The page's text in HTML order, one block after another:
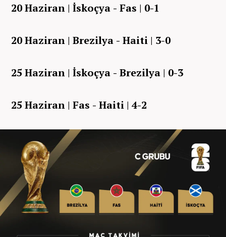
20 Haziran | İskoçya - Fas | 0-1
20 Haziran | Brezilya - Haiti | 3-0
25 Haziran | İskoçya - Brezilya | 0-3
25 Haziran | Fas - Haiti | 4-2